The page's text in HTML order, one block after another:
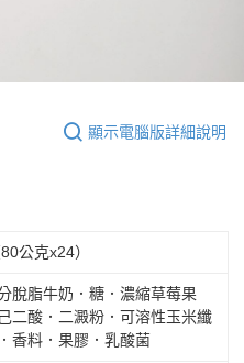
顯示電腦版詳細說明
公克x24）
脫脂牛奶．糖．濃縮草莓果
二酸．二澱粉．可溶性玉米纖
香料．果膠．乳酸菌